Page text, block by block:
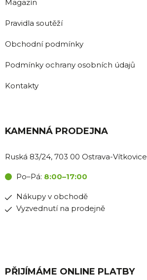
Magazín
Pravidla soutěží
Obchodní podmínky
Podmínky ochrany osobních údajů
Kontakty
KAMENNÁ PRODEJNA
Ruská 83/24, 703 00 Ostrava-Vítkovice
Po–Pá: 8:00–17:00
Nákupy v obchodě
Vyzvednutí na prodejně
PŘIJÍMÁME ONLINE PLATBY